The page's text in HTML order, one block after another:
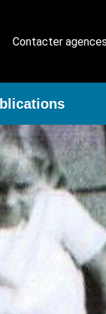
Contacter agences